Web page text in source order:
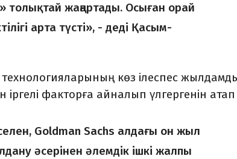
толықтай жаңартады. Осыған орай
арта түсті», - деді Қасым-
көз ілеспес
факторға айналып үлгергенін атап
Goldman Sachs алдағы он жыл
әсерінен әлемдік ішкі жалпы